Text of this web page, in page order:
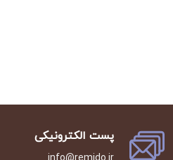
پست الکترونیکی